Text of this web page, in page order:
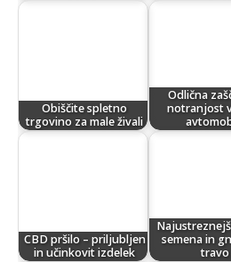
Obiščite spletno
trgovino za male živali
Odlična
notranjost
CBD pršilo – priljubljen
in učinkovit izdelek
semena in
travo